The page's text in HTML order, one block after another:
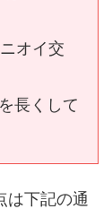
オイ交
長くして
は下記の通